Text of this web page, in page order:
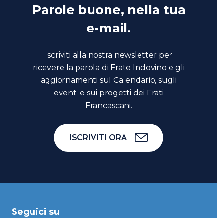
Parole buone, nella tua
e-mail.
Iscriviti alla nostra newsletter per
ricevere la parola di Frate Indovino e gli
aggiornamenti sul Calendario, sugli
eventi e sui progetti dei Frati
Francescani.
ISCRIVITI ORA
Seguici su